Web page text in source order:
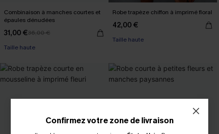
Combinaison à manches courtes et
épaules dénudées
31,00 €36,00 €
Taille haute
Robe trapèze chiffon à imprimé floral
42,00 €
Taille haute
Confirmez votre zone de livraison